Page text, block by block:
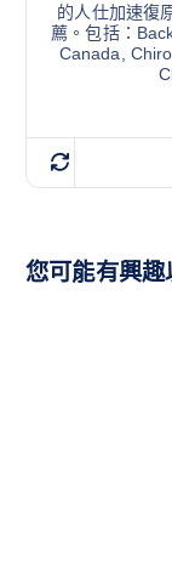
的人仕加速復
薦。包括：
Canada,
您可能有興趣